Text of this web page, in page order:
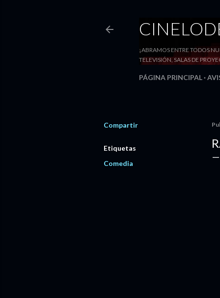
¡ABRAMOS ENTRE TODOS
TELEVISIÓN, SALAS DE
PÁGINA PRINCIPAL
Compartir
Etiquetas
Comedia